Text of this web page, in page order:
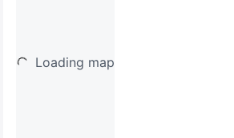
Loading map